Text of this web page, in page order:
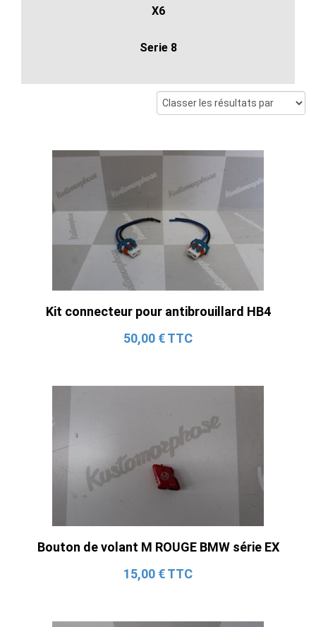
X6
Serie 8
Kit connecteur pour antibrouillard HB4
50,00 € TTC
Bouton de volant M ROUGE BMW série EX
15,00 € TTC